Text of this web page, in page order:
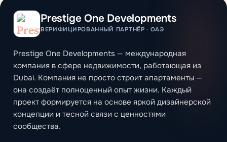
Prestige One Developments
ВЕРИФИЦИРОВАННЫЙ ПАРТНЁР · ОАЭ
Prestige One Developments — международная
компания в сфере недвижимости, работающая из
Dubai. Компания не просто строит апартаменты —
она создаёт полноценный опыт жизни. Каждый
проект формируется на основе яркой дизайнерской
концепции и тесной связи с ценностями
сообщества.